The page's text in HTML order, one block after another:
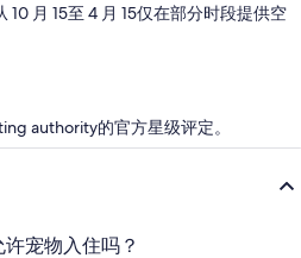
月 15至 4 月 15仅在部分时段提供空
authority的官方星级评定。
宠物入住吗？